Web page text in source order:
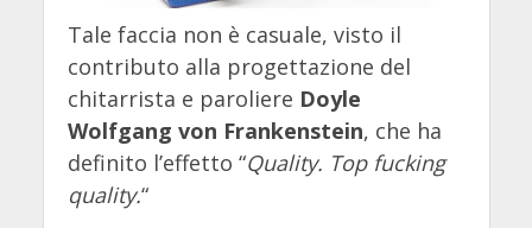
Tale faccia non è casuale, visto il
contributo alla progettazione del
chitarrista e paroliere Doyle
Wolfgang von Frankenstein, che ha
definito l’effetto “Quality. Top fucking
quality.“